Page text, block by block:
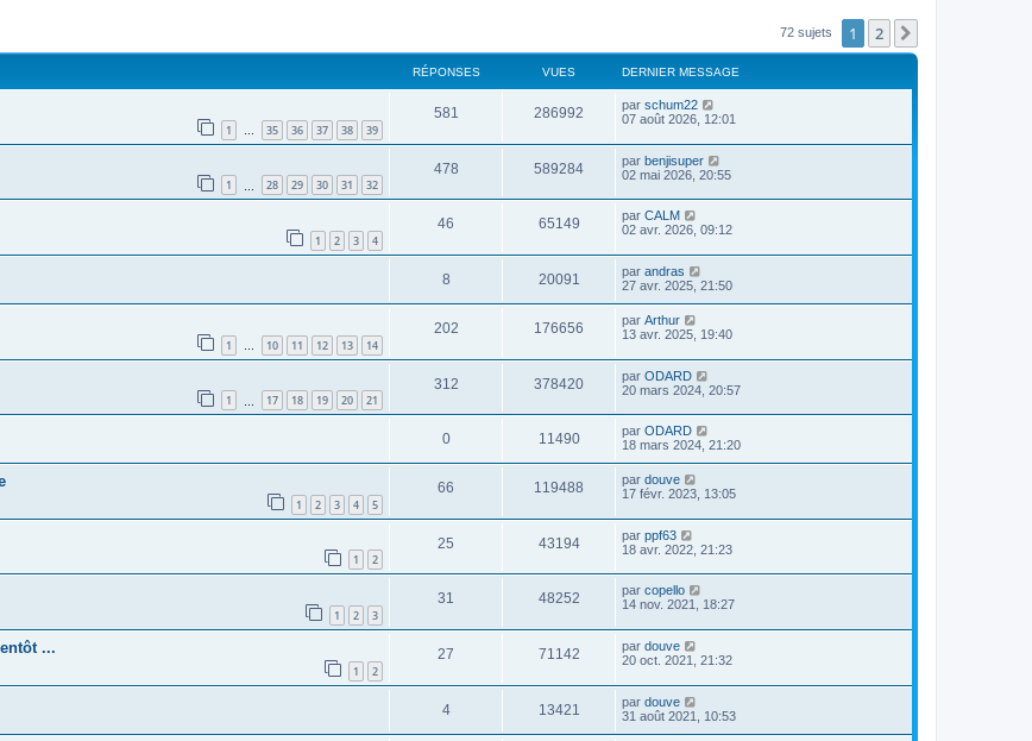
72 sujets 1 2
RÉPONSES VUES DERNIER MESSAGE
1 … 35 36 37 38 39
581 286992 par schum22
07 août 2026, 12:01
1 28 29 30 31 32
478 589284 par benjisuper
02 mai 2026, 20:55
1 2 3 4
46 65149 par CALM
02 avr. 2026, 09:12
8 20091 par andras
27 avr. 2025, 21:50
1 … 10 11 12 13 14
202 176656 par Arthur
13 avr. 2025, 19:40
1 17 18 19 20 21
312 378420 par ODARD
20 mars 2024, 20:57
0 11490 par ODARD
18 mars 2024, 21:20
1 2 3 4 5
66 119488 par douve
17 févr. 2023, 13:05
1 2
25 43194 par ppf63
18 avr. 2022, 21:23
1 2 3
31 48252 par copello
14 nov. 2021, 18:27
...
1 2
27 71142 par douve
20 oct. 2021, 21:32
4 13421 par douve
31 août 2021, 10:53